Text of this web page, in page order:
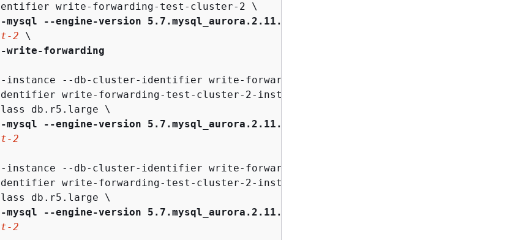
write-forwarding-test-cluster-2 \
mysql
--engine-version 5.7.mysql_aurora.2.11.1
2 \
write-forwarding
instance --db-cluster-identifier write-forwarding-test-cluster-2 \
write-forwarding-test-cluster-2-instance-1 \
db.r5.large \
mysql
--engine-version 5.7.mysql_aurora.2.11.1
2
instance --db-cluster-identifier write-forwarding-test-cluster-2 \
write-forwarding-test-cluster-2-instance-2 \
db.r5.large \
mysql
--engine-version 5.7.mysql_aurora.2.11.1
2